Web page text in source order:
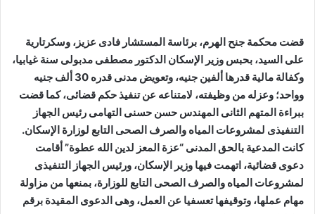
قضت محكمة جنح الهرم، برئاسة المستشار فادى عزيز، وسكرتارية
على السيد، بحبس وزير الإسكان الدكتور مصطفى مدبولى سنة غيابيا،
وكفالة مالية قدرها ألفين جنيه، وتعويض مدنى قدره 30 ألف جنيه
وواحد؛ وعزله من وظيفته، لامتناعه عن تنفيذ حكم قضائى، كما قضت
ببراءة المتهم الثانى المهندس حسن حسنى التهامى رئيس الجهاز
التنفيذى لمشروعات المياه والصرف الصحى التابع لوزارة الإسكان.
كانت المدعية بالحق المدنى “عزة المعز لدين الله عطوة” أقامت
دعوى قضائية، اتهمت فيها وزير الإسكان، ورئيس الجهاز التنفيذى
لمشروعات المياه والصرف الصحى التابع للوزارة، بمنعها من مزاولة
مهام عملها، وتوقيفها تعسفيا عن العمل، وهى الدعوى المقيدة برقم